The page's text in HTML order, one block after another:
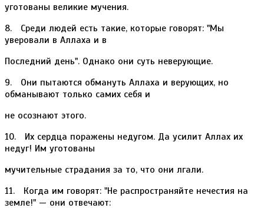
уготованы великие мучения.
8. Среди людей есть такие, которые говорят: "Мы
уверовали в Аллаха и в
Последний день". Однако они суть неверующие.
9. Они пытаются обмануть Аллаха и верующих, но
обманывают только самих себя и
не осознают этого.
10. Их сердца поражены недугом. Да усилит Аллах их
недуг! Им уготованы
мучительные страдания за то, что они лгали.
11. Когда им говорят: "Не распространяйте нечестия на
земле!" — они отвечают: